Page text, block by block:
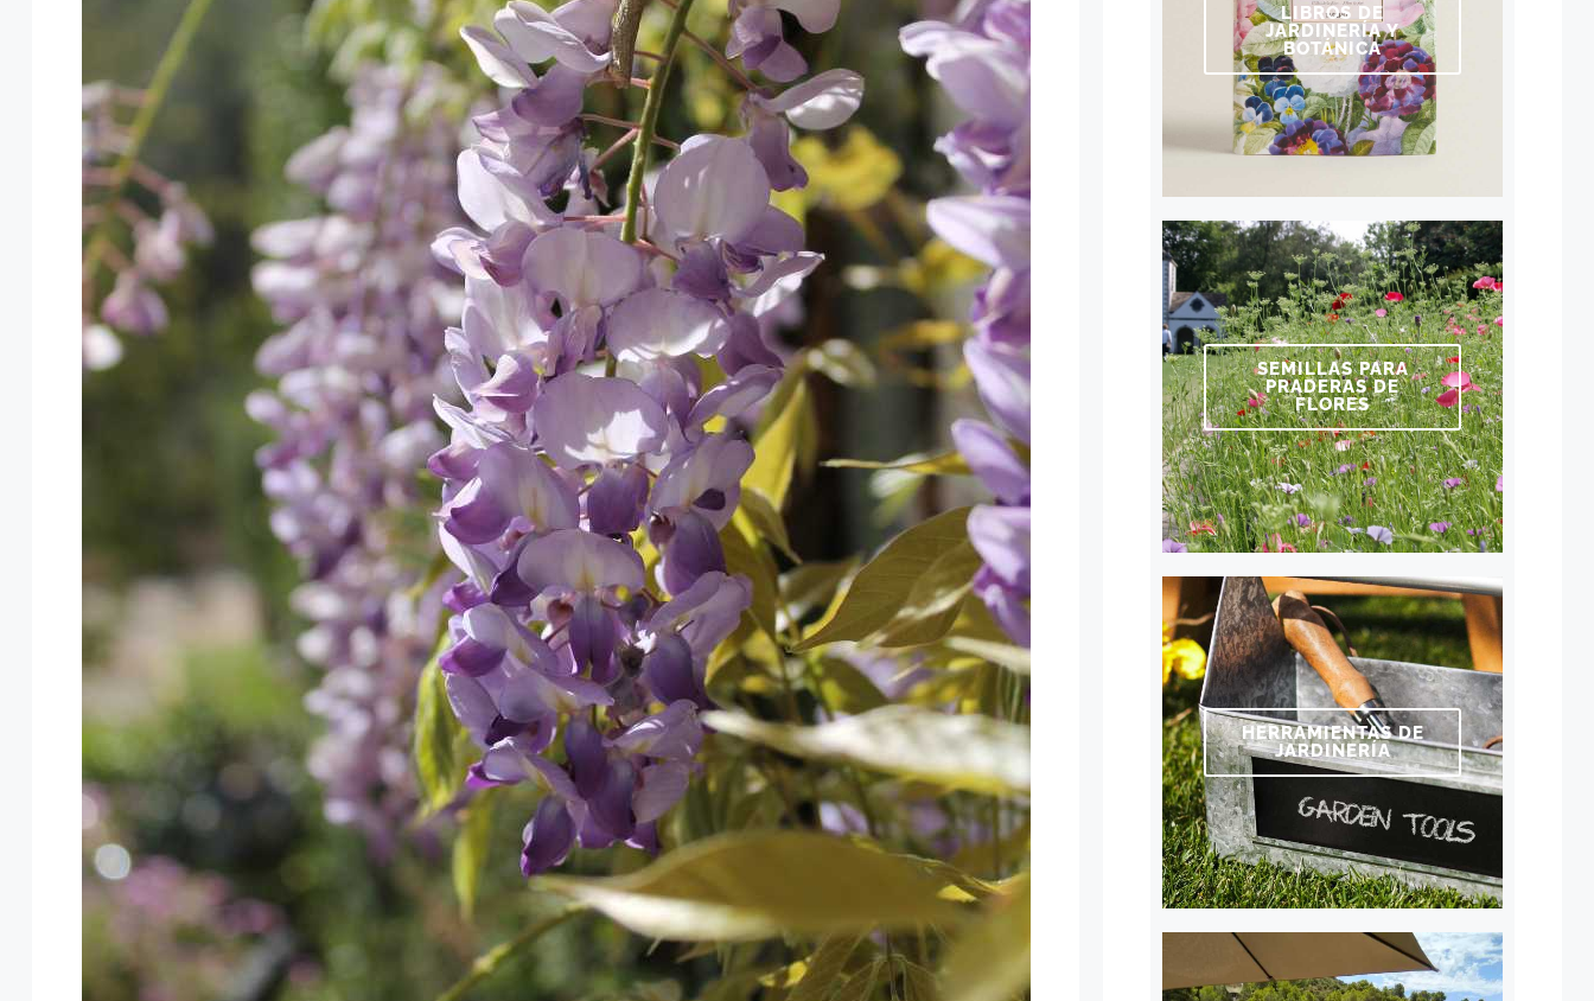
LIBROS DE
JARDINERÍA Y
BOTÁNICA
SEMILLAS PARA
PRADERAS DE
FLORES
HERRAMIENTAS DE
JARDINERÍA